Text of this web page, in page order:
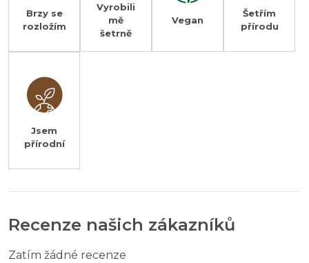
Brzy se
rozložím
Vyrobili
mě
šetrně
Vegan
Šetřím
přírodu
Jsem
přírodní
Recenze našich zákazníků
Zatím žádné recenze